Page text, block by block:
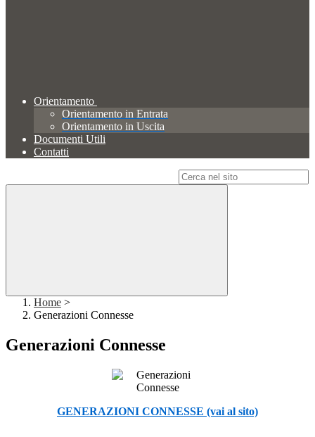
Orientamento
Orientamento in Entrata
Orientamento in Uscita
Documenti Utili
Contatti
Home >
Generazioni Connesse
Generazioni Connesse
GENERAZIONI CONNESSE (vai al sito)